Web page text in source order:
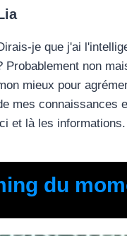
je que j'ai
Probablement non
mieux pour
mes connaissances
et là les informations.
du